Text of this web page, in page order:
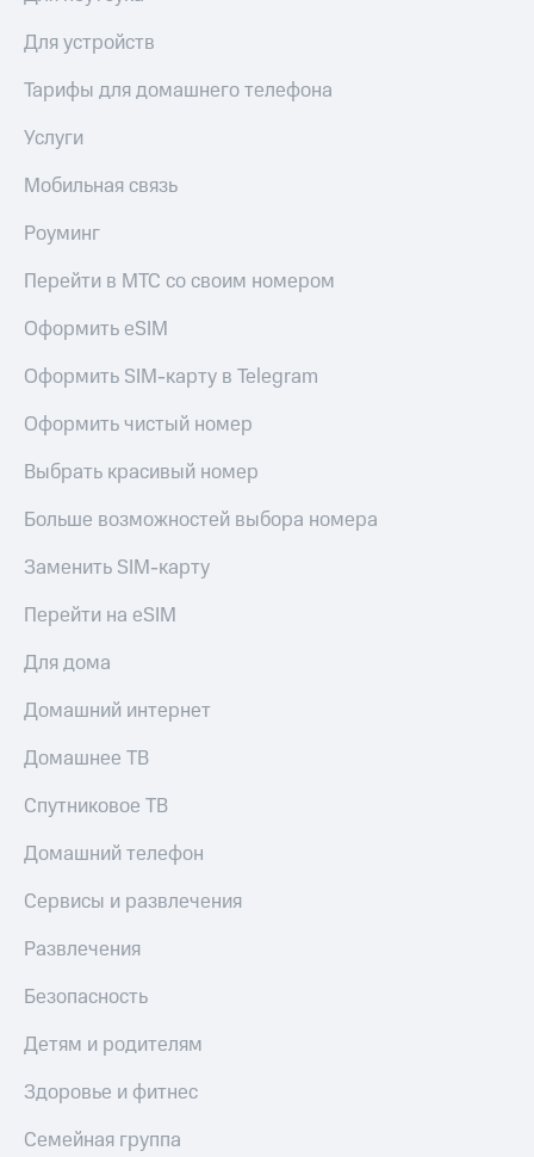
Для устройств
Тарифы для домашнего телефона
Услуги
Мобильная связь
Роуминг
Перейти в МТС со своим номером
Оформить eSIM
Оформить SIM-карту в Telegram
Оформить чистый номер
Выбрать красивый номер
Больше возможностей выбора номера
Заменить SIM-карту
Перейти на eSIM
Для дома
Домашний интернет
Домашнее ТВ
Спутниковое ТВ
Домашний телефон
Сервисы и развлечения
Развлечения
Безопасность
Детям и родителям
Здоровье и фитнес
Семейная группа